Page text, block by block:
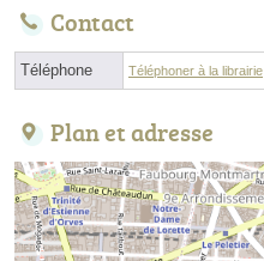
Contact
Téléphone Téléphoner à la librairie
Plan et adresse